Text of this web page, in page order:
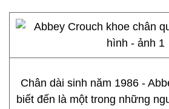
Chân dài sinh năm 1986 -
biết đến là một trong những